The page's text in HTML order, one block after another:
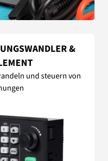
&
und steuern von